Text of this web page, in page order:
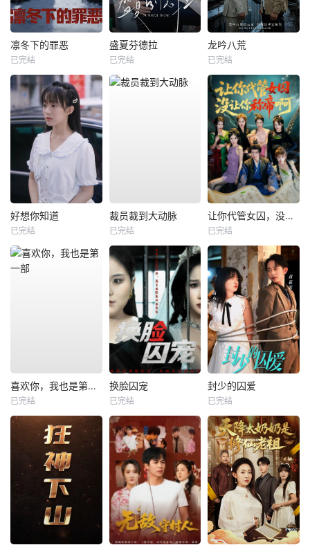
凛冬下的罪恶
已完结
盛夏芬德拉
已完结
龙吟八荒
已完结
好想你知道
已完结
裁员裁到大动脉
已完结
让你代管女囚，没让你称帝啊
已完结
喜欢你，我也是第一部
已完结
换脸囚宠
已完结
封少的囚爱
已完结